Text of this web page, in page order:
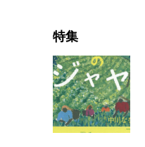
特集